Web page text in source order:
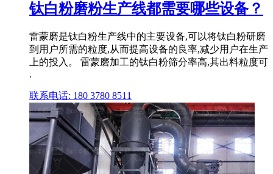
钛白粉磨粉生产线都需要哪些设备？
雷蒙磨是钛白粉生产线中的主要设备,可以将钛白粉研磨
到用户所需的粒度,从而提高设备的良率,减少用户在生产
上的投入。 雷蒙磨加工的钛白粉筛分率高,其出料粒度可
.
联系电话: 180 3780 8511